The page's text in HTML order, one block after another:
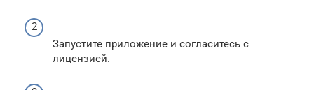
Запустите приложение и согласитесь с
лицензией.